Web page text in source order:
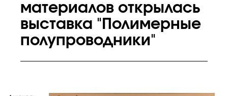
материалов открылась
выставка "Полимерные
полупроводники"